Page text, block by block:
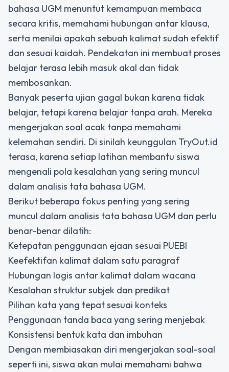
bahasa UGM menuntut kemampuan membaca
secara kritis, memahami hubungan antar klausa,
serta menilai apakah sebuah kalimat sudah efektif
dan sesuai kaidah. Pendekatan ini membuat proses
belajar terasa lebih masuk akal dan tidak
membosankan.
Banyak peserta ujian gagal bukan karena tidak
belajar, tetapi karena belajar tanpa arah. Mereka
mengerjakan soal acak tanpa memahami
kelemahan sendiri. Di sinilah keunggulan TryOut.id
terasa, karena setiap latihan membantu siswa
mengenali pola kesalahan yang sering muncul
dalam analisis tata bahasa UGM.
Berikut beberapa fokus penting yang sering
muncul dalam analisis tata bahasa UGM dan perlu
benar-benar dilatih:
Ketepatan penggunaan ejaan sesuai PUEBI
Keefektifan kalimat dalam satu paragraf
Hubungan logis antar kalimat dalam wacana
Kesalahan struktur subjek dan predikat
Pilihan kata yang tepat sesuai konteks
Penggunaan tanda baca yang sering menjebak
Konsistensi bentuk kata dan imbuhan
Dengan membiasakan diri mengerjakan soal-soal
seperti ini, siswa akan mulai memahami bahwa